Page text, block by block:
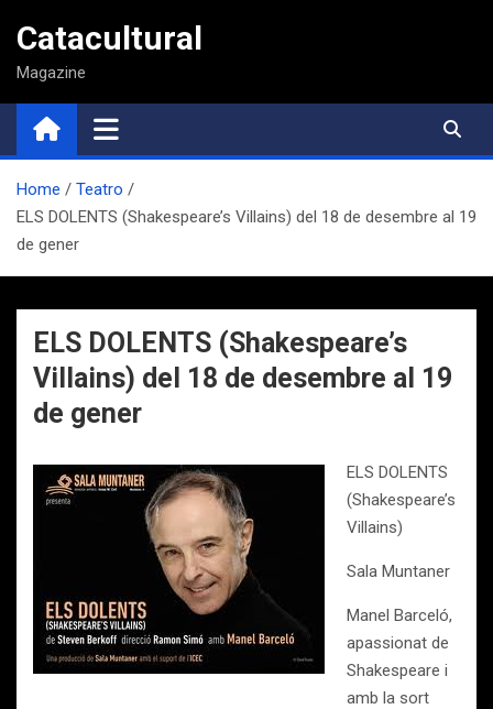
contenido
Catacultural
Magazine
Home
Teatro
ELS DOLENTS (Shakespeare’s Villains) del 18 de desembre al 19
de gener
ELS DOLENTS (Shakespeare’s
Villains) del 18 de desembre al 19
de gener
ELS DOLENTS
(Shakespeare’s
Villains)
Sala Muntaner
Manel Barceló,
apassionat de
Shakespeare i
amb la sort